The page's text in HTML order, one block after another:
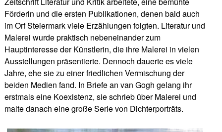
Förderin und die ersten Publikationen, denen bald auch
im Orf Steiermark viele Erzählungen folgten. Literatur und
Malerei wurde praktisch nebeneinander zum
Hauptinteresse der Künstlerin, die ihre Malerei in vielen
Ausstellungen präsentierte. Dennoch dauerte es viele
Jahre, ehe sie zu einer friedlichen Vermischung der
beiden Medien fand. In Briefe an van Gogh gelang ihr
erstmals eine Koexistenz, sie schrieb über Malerei und
malte danach eine große Serie von Dichterporträts.